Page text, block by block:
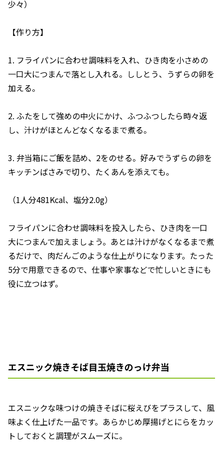
少々）
【作り方】
1. フライパンに合わせ調味料を入れ、ひき肉を小さめの
一口大につまんで落とし入れる。ししとう、うずらの卵を
加える。
2. ふたをして強めの中火にかけ、ふつふつしたら時々返
し、汁けがほとんどなくなるまで煮る。
3. 弁当箱にご飯を詰め、2をのせる。好みでうずらの卵を
キッチンばさみで切り、たくあんを添えても。
（1人分481Kcal、塩分2.0g）
フライパンに合わせ調味料を投入したら、ひき肉を一口
大につまんで加えましょう。あとは汁けがなくなるまで煮
るだけで、肉だんごのような仕上がりになります。たった
5分で用意できるので、仕事や家事などで忙しいときにも
役に立つはず。
エスニック焼きそば目玉焼きのっけ弁当
エスニックな味つけの焼きそばに桜えびをプラスして、風
味よく仕上げた一品です。あらかじめ厚揚げとにらをカッ
トしておくと調理がスムーズに。